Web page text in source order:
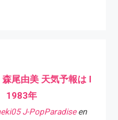
森尾由美 天気予報は I
年
J-PopParadiseen